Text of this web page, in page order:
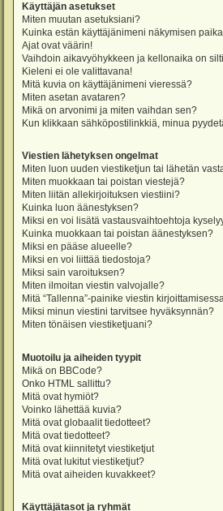
Käyttäjän asetukset
Miten muutan asetuksiani?
Kuinka estän käyttäjänimeni näkymisen
Ajat ovat väärin!
Vaihdoin aikavyöhykkeen ja kellonaika on
Kieleni ei ole valittavana!
Mitä kuvia on käyttäjänimeni vieressä?
Miten asetan avataren?
Mikä on arvonimi ja miten vaihdan sen?
Kun klikkaan sähköpostilinkkiä, minua
Viestien lähetyksen ongelmat
Miten luon uuden viestiketjun tai lähetän
Miten muokkaan tai poistan viestejä?
Miten liitän allekirjoituksen viestiini?
Kuinka luon äänestyksen?
Miksi en voi lisätä vastausvaihtoehtoja
Kuinka muokkaan tai poistan äänestyksen?
Miksi en pääse alueelle?
Miksi en voi liittää tiedostoja?
Miksi sain varoituksen?
Miten ilmoitan viestin valvojalle?
Mitä “Tallenna”-painike viestin
Miksi minun viestini tarvitsee hyväksynnän?
Miten tönäisen viestiketjuani?
Muotoilu ja aiheiden tyypit
Mikä on BBCode?
Onko HTML sallittu?
Mitä ovat hymiöt?
Voinko lähettää kuvia?
Mitä ovat globaalit tiedotteet?
Mitä ovat tiedotteet?
Mitä ovat kiinnitetyt viestiketjut
Mitä ovat lukitut viestiketjut?
Mitä ovat aiheiden kuvakkeet?
Käyttäjätasot ja ryhmät